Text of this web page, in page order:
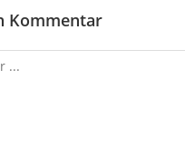
Kommentar